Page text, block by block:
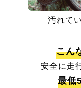
汚れて
こん
安全に走
最低